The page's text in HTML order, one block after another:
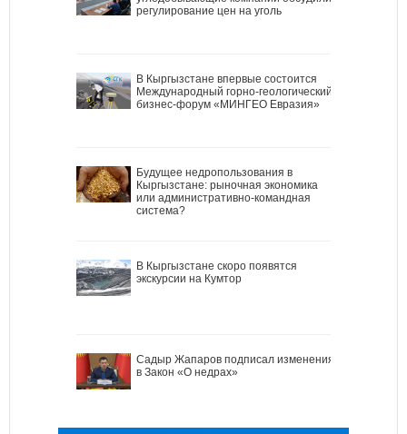
регулирование цен на уголь
В Кыргызстане впервые состоится
Международный горно-геологический
бизнес-форум «МИНГЕО Евразия»
Будущее недропользования в
Кыргызстане: рыночная экономика
или административно-командная
система?
В Кыргызстане скоро появятся
экскурсии на Кумтор
Садыр Жапаров подписал изменения
в Закон «О недрах»